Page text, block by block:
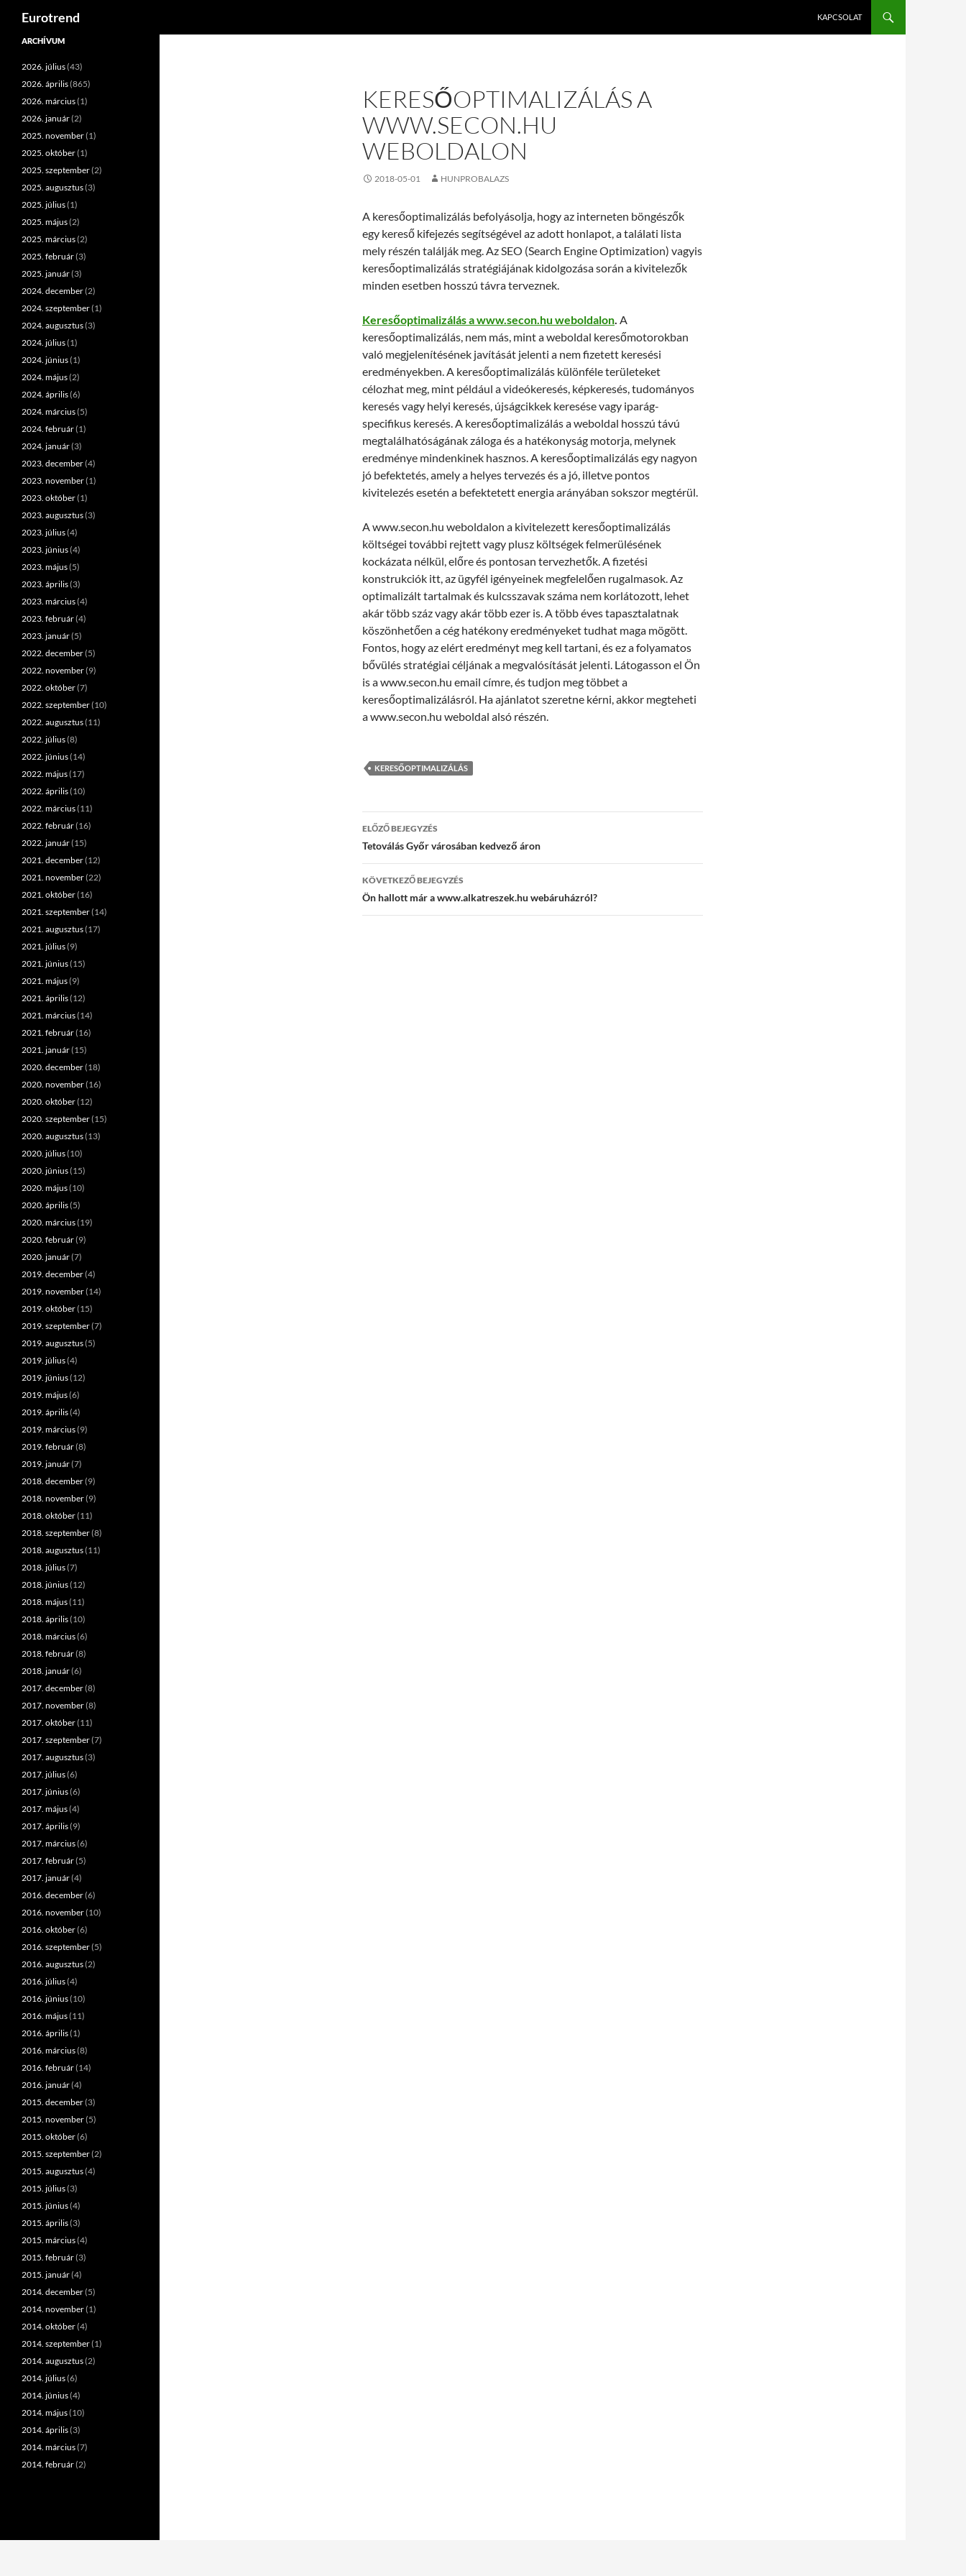
Kilépés
Eurotrend KAPCSOLAT
KERESŐOPTIMALIZÁLÁS A
WWW.SECON.HU
WEBOLDALON
2018-05-01 HUNPROBALAZS
A keresőoptimalizálás befolyásolja, hogy az interneten böngészők
egy kereső kifejezés segítségével az adott honlapot, a találati lista
mely részén találják meg. Az SEO (Search Engine Optimization) vagyis
keresőoptimalizálás stratégiájának kidolgozása során a kivitelezők
minden esetben hosszú távra terveznek.
Keresőoptimalizálás a www.secon.hu weboldalon. A
keresőoptimalizálás, nem más, mint a weboldal keresőmotorokban
való megjelenítésének javítását jelenti a nem fizetett keresési
eredményekben. A keresőoptimalizálás különféle területeket
célozhat meg, mint például a videókeresés, képkeresés, tudományos
keresés vagy helyi keresés, újságcikkek keresése vagy iparág-
specifikus keresés. A keresőoptimalizálás a weboldal hosszú távú
megtalálhatóságának záloga és a hatékonyság motorja, melynek
eredménye mindenkinek hasznos. A keresőoptimalizálás egy nagyon
jó befektetés, amely a helyes tervezés és a jó, illetve pontos
kivitelezés esetén a befektetett energia arányában sokszor megtérül.
A www.secon.hu weboldalon a kivitelezett keresőoptimalizálás
költségei további rejtett vagy plusz költségek felmerülésének
kockázata nélkül, előre és pontosan tervezhetők. A fizetési
konstrukciók itt, az ügyfél igényeinek megfelelően rugalmasok. Az
optimalizált tartalmak és kulcsszavak száma nem korlátozott, lehet
akár több száz vagy akár több ezer is. A több éves tapasztalatnak
köszönhetően a cég hatékony eredményeket tudhat maga mögött.
Fontos, hogy az elért eredményt meg kell tartani, és ez a folyamatos
bővülés stratégiai céljának a megvalósítását jelenti. Látogasson el Ön
is a www.secon.hu email címre, és tudjon meg többet a
keresőoptimalizálásról. Ha ajánlatot szeretne kérni, akkor megteheti
a www.secon.hu weboldal alsó részén.
KERESŐOPTIMALIZÁLÁS
Bejegyzés
navigáció
ELŐZŐ BEJEGYZÉS
Tetoválás Győr városában kedvező áron
KÖVETKEZŐ BEJEGYZÉS
Ön hallott már a www.alkatreszek.hu webáruházról?
ARCHÍVUM
2026. július(43)
2026. április(865)
2026. március(1)
2026. január(2)
2025. november(1)
2025. október(1)
2025. szeptember(2)
2025. augusztus(3)
2025. július(1)
2025. május(2)
2025. március(2)
2025. február(3)
2025. január(3)
2024. december(2)
2024. szeptember(1)
2024. augusztus(3)
2024. július(1)
2024. június(1)
2024. május(2)
2024. április(6)
2024. március(5)
2024. február(1)
2024. január(3)
2023. december(4)
2023. november(1)
2023. október(1)
2023. augusztus(3)
2023. július(4)
2023. június(4)
2023. május(5)
2023. április(3)
2023. március(4)
2023. február(4)
2023. január(5)
2022. december(5)
2022. november(9)
2022. október(7)
2022. szeptember(10)
2022. augusztus(11)
2022. július(8)
2022. június(14)
2022. május(17)
2022. április(10)
2022. március(11)
2022. február(16)
2022. január(15)
2021. december(12)
2021. november(22)
2021. október(16)
2021. szeptember(14)
2021. augusztus(17)
2021. július(9)
2021. június(15)
2021. május(9)
2021. április(12)
2021. március(14)
2021. február(16)
2021. január(15)
2020. december(18)
2020. november(16)
2020. október(12)
2020. szeptember(15)
2020. augusztus(13)
2020. július(10)
2020. június(15)
2020. május(10)
2020. április(5)
2020. március(19)
2020. február(9)
2020. január(7)
2019. december(4)
2019. november(14)
2019. október(15)
2019. szeptember(7)
2019. augusztus(5)
2019. július(4)
2019. június(12)
2019. május(6)
2019. április(4)
2019. március(9)
2019. február(8)
2019. január(7)
2018. december(9)
2018. november(9)
2018. október(11)
2018. szeptember(8)
2018. augusztus(11)
2018. július(7)
2018. június(12)
2018. május(11)
2018. április(10)
2018. március(6)
2018. február(8)
2018. január(6)
2017. december(8)
2017. november(8)
2017. október(11)
2017. szeptember(7)
2017. augusztus(3)
2017. július(6)
2017. június(6)
2017. május(4)
2017. április(9)
2017. március(6)
2017. február(5)
2017. január(4)
2016. december(6)
2016. november(10)
2016. október(6)
2016. szeptember(5)
2016. augusztus(2)
2016. július(4)
2016. június(10)
2016. május(11)
2016. április(1)
2016. március(8)
2016. február(14)
2016. január(4)
2015. december(3)
2015. november(5)
2015. október(6)
2015. szeptember(2)
2015. augusztus(4)
2015. július(3)
2015. június(4)
2015. április(3)
2015. március(4)
2015. február(3)
2015. január(4)
2014. december(5)
2014. november(1)
2014. október(4)
2014. szeptember(1)
2014. augusztus(2)
2014. július(6)
2014. június(4)
2014. május(10)
2014. április(3)
2014. március(7)
2014. február(2)